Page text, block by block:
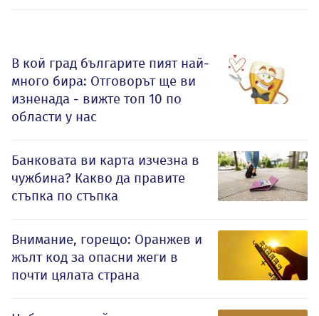
В кой град българите пият най-
много бира: Отговорът ще ви
изненада - вижте топ 10 по
области у нас
Банковата ви карта изчезна в
чужбина? Какво да правите
стъпка по стъпка
Внимание, горещо: Оранжев и
жълт код за опасни жеги в
почти цялата страна